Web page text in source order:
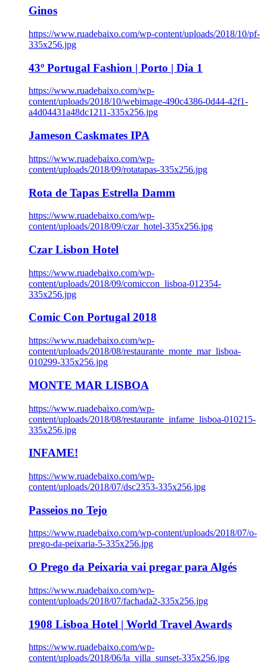
Ginos
https://www.ruadebaixo.com/wp-content/uploads/2018/10/pf-
335x256.jpg
43º Portugal Fashion | Porto | Dia 1
https://www.ruadebaixo.com/wp-
content/uploads/2018/10/webimage-490c4386-0d44-42f1-
a4d04431a48dc1211-335x256.jpg
Jameson Caskmates IPA
https://www.ruadebaixo.com/wp-
content/uploads/2018/09/rotatapas-335x256.jpg
Rota de Tapas Estrella Damm
https://www.ruadebaixo.com/wp-
content/uploads/2018/09/czar_hotel-335x256.jpg
Czar Lisbon Hotel
https://www.ruadebaixo.com/wp-
content/uploads/2018/09/comiccon_lisboa-012354-
335x256.jpg
Comic Con Portugal 2018
https://www.ruadebaixo.com/wp-
content/uploads/2018/08/restaurante_monte_mar_lisboa-
010299-335x256.jpg
MONTE MAR LISBOA
https://www.ruadebaixo.com/wp-
content/uploads/2018/08/restaurante_infame_lisboa-010215-
335x256.jpg
INFAME!
https://www.ruadebaixo.com/wp-
content/uploads/2018/07/dsc2353-335x256.jpg
Passeios no Tejo
https://www.ruadebaixo.com/wp-content/uploads/2018/07/o-
prego-da-peixaria-5-335x256.jpg
O Prego da Peixaria vai pregar para Algés
https://www.ruadebaixo.com/wp-
content/uploads/2018/07/fachada2-335x256.jpg
1908 Lisboa Hotel | World Travel Awards
https://www.ruadebaixo.com/wp-
content/uploads/2018/06/la_villa_sunset-335x256.jpg